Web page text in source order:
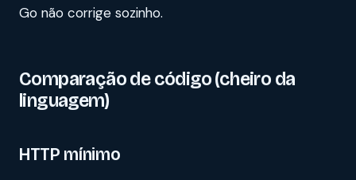
Go não corrige sozinho.
Comparação de código (cheiro da
linguagem)
HTTP mínimo